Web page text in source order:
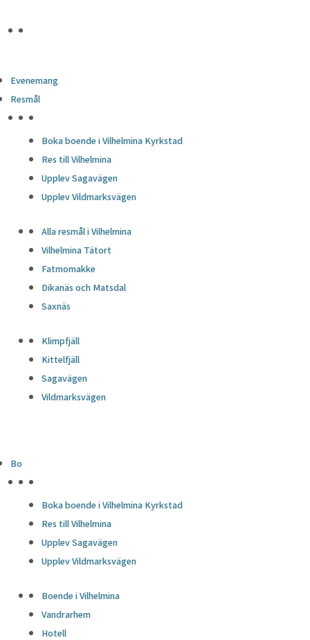
Evenemang
Resmål
Boka boende i Vilhelmina Kyrkstad
Res till Vilhelmina
Upplev Sagavägen
Upplev Vildmarksvägen
Alla resmål i Vilhelmina
Vilhelmina Tätort
Fatmomakke
Dikanäs och Matsdal
Saxnäs
Klimpfjäll
Kittelfjäll
Sagavägen
Vildmarksvägen
Bo
Boka boende i Vilhelmina Kyrkstad
Res till Vilhelmina
Upplev Sagavägen
Upplev Vildmarksvägen
Boende i Vilhelmina
Vandrarhem
Hotell